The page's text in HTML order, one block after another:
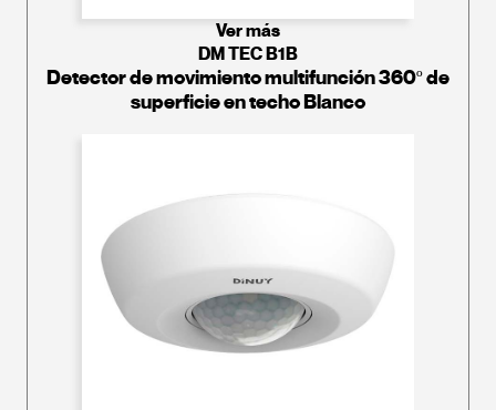
Ver más
DM TEC B1B
Detector de movimiento multifunción 360º de
superficie en techo Blanco